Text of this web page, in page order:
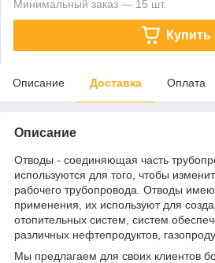
Минимальный заказ — 15 шт.
Купить
Описание Доставка Оплата
Описание
Отводы - соединяющая часть
используются для того, чтобы
рабочего трубопровода. Отводы
применения, их используют для
отопительных систем, систем
различных нефтепродуктов,
Мы предлагаем для своих клиентов